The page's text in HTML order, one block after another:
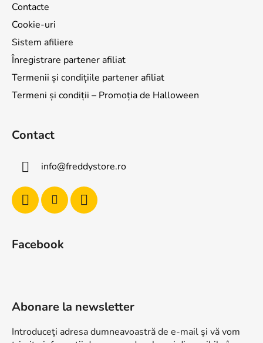
Contacte
Cookie-uri
Sistem afiliere
Înregistrare partener afiliat
Termenii și condițiile partener afiliat
Termeni și condiții – Promoția de Halloween
Contact
info@freddystore.ro
Facebook
Abonare la newsletter
Introduceţi adresa dumneavoastră de e-mail şi vă vom